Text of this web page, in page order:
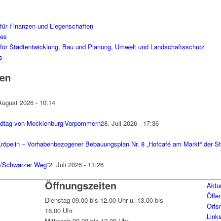
Finanzen und Liegenschaften
Stadtentwicklung, Bau und Planung, Umwelt und Landschaftsschutz
2026 - 10:14
von Mecklenburg-Vorpommern28. Juli 2026 - 17:36
– Vorhabenbezogener Bebauungsplan Nr. 8 „Hofcafé am Markt“ der
Weg“2. Juli 2026 - 11:26
Öffnungszeiten
Dienstag 09.00 bis 12.00 Uhr u. 13.00 bis
18.00 Uhr
Links